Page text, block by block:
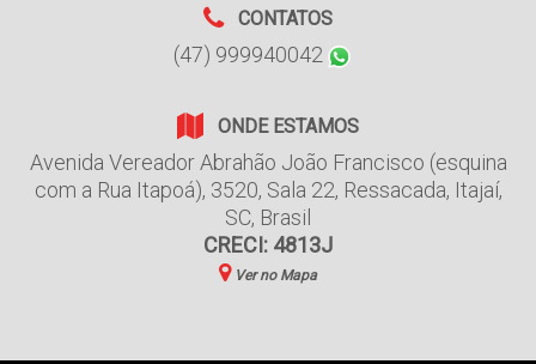
CONTATOS
(47) 999940042
ONDE ESTAMOS
Avenida Vereador Abrahão João Francisco (esquina
com a Rua Itapoá), 3520, Sala 22, Ressacada, Itajaí,
SC, Brasil
CRECI: 4813J
Ver no Mapa